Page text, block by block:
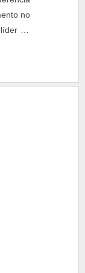
no
do
e
os
onde
de
para
para
visão